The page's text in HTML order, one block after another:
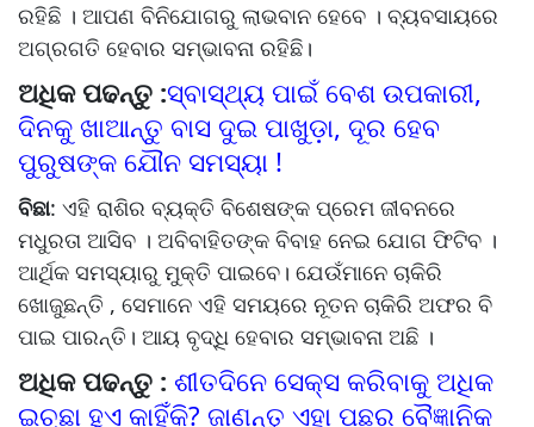
ରହିଛି । ଆପଣ ବିନିଯୋଗରୁ ଲାଭବାନ ହେବେ । ବ୍ୟବସାୟରେ
ଅଗ୍ରଗତି ହେବାର ସମ୍ଭାବନା ରହିଛି।
ଅଧିକ ପଢନ୍ତୁ :ସ୍ବାସ୍ଥ୍ୟ ପାଇଁ ବେଶ ଉପକାରୀ,
ଦିନକୁ ଖାଆନ୍ତୁ ବାସ ଦୁଇ ପାଖୁଡ଼ା, ଦୂର ହେବ
ପୁରୁଷଙ୍କ ଯୌନ ସମସ୍ୟା !
ବିଛା: ଏହି ରାଶିର ବ୍ୟକ୍ତି ବିଶେଷଙ୍କ ପ୍ରେମ ଜୀବନରେ
ମଧୁରତା ଆସିବ । ଅବିବାହିତଙ୍କ ବିବାହ ନେଇ ଯୋଗ ଫିଟିବ ।
ଆର୍ଥିକ ସମସ୍ୟାରୁ ମୁକ୍ତି ପାଇବେ। ଯେଉଁମାନେ ଚାକିରି
ଖୋଜୁଛନ୍ତି , ସେମାନେ ଏହି ସମୟରେ ନୂତନ ଚାକିରି ଅଫର ବି
ପାଇ ପାରନ୍ତି। ଆୟ ବୃଦ୍ଧି ହେବାର ସମ୍ଭାବନା ଅଛି ।
ଅଧିକ ପଢନ୍ତୁ : ଶୀତଦିନେ ସେକ୍ସ କରିବାକୁ ଅଧିକ
ଇଚ୍ଛା ହୁଏ କାହିଁକି? ଜାଣନ୍ତୁ ଏହା ପଛର ବୈଜ୍ଞାନିକ